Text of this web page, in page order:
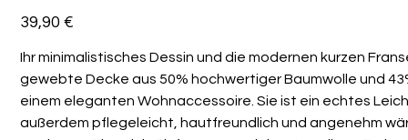
Prix
39,90 €
Ihr minimalistisches Dessin und die modernen kurzen
gewebte Decke aus 50% hochwertiger Baumwolle und
einem eleganten Wohnaccessoire. Sie ist ein echtes
außerdem pflegeleicht, hautfreundlich und angenehm